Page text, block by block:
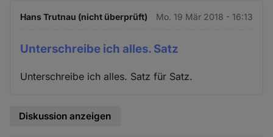
Hans Trutnau (nicht überprüft) Mo. 19 Mär 2018 - 16:13
Unterschreibe ich alles. Satz
Unterschreibe ich alles. Satz für Satz.
Diskussion anzeigen